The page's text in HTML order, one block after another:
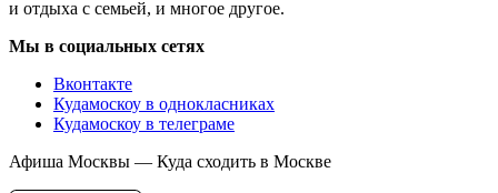
и отдыха с семьей, и многое другое.
Мы в социальных сетях
Вконтакте
Кудамоскоу в однокласниках
Кудамоскоу в телеграме
Афиша Москвы — Куда сходить в Москве